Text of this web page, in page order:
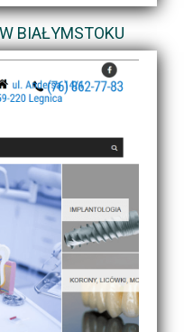
BIAŁYMSTOKU